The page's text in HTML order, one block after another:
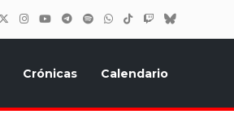
Crónicas Calendario